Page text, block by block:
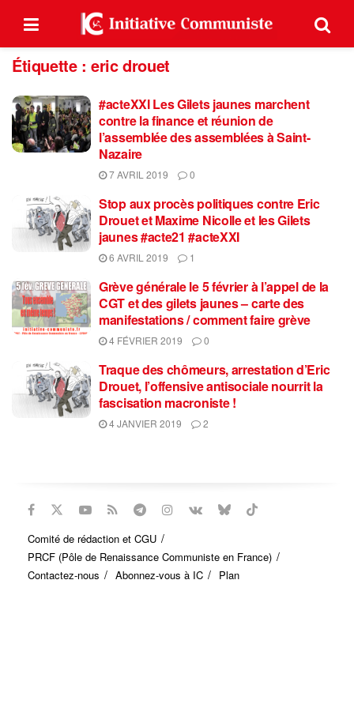
Étiquette :eric drouet
#acteXXI Les Gilets jaunes marchent
contre la finance et réunion de
l’assemblée des assemblées à Saint-
Nazaire
7 AVRIL 2019 0
Stop aux procès politiques contre Eric
Drouet et Maxime Nicolle et les Gilets
jaunes #acte21 #acteXXI
6 AVRIL 2019 1
Grève générale le 5 février à l’appel de la
CGT et des gilets jaunes – carte des
manifestations / comment faire grève
4 FÉVRIER 2019 0
Traque des chômeurs, arrestation d’Eric
Drouet, l’offensive antisociale nourrit la
fascisation macroniste !
4 JANVIER 2019 2
Comité de rédaction et CGU
PRCF (Pôle de Renaissance Communiste en France)
Contactez-nous
Abonnez-vous à IC Plan